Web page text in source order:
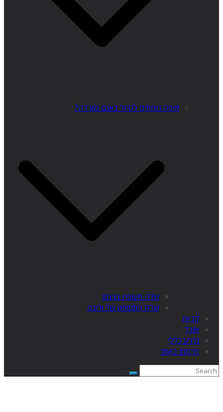
איפה נוחתים לטיול באגם גארדה?
שדה תעופה ברגמו
שדה התעופה של ורונה
קניות
אוכל
מידע כללי
פרסמו באתר